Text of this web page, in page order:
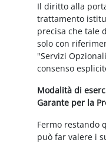
Il diritto alla
trattamento
precisa che tale
solo con
"Servizi
consenso
Modalità di
Garante per la
Fermo restando
può far valere i